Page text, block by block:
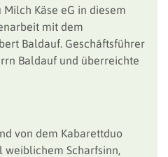
Käse eG in diesem
mit dem
Baldauf. Geschäftsführer
Baldauf und überreichte
von dem Kabarettduo
weiblichem Scharfsinn,